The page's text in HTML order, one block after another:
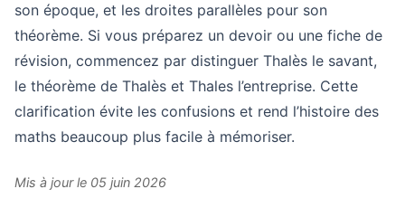
son époque, et les droites parallèles pour son
théorème. Si vous préparez un devoir ou une fiche de
révision, commencez par distinguer Thalès le savant,
le théorème de Thalès et Thales l’entreprise. Cette
clarification évite les confusions et rend l’histoire des
maths beaucoup plus facile à mémoriser.
Mis à jour le 05 juin 2026